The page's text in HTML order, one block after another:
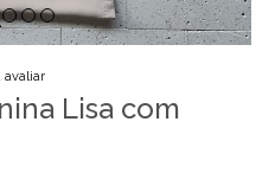
avaliar
Lisa com